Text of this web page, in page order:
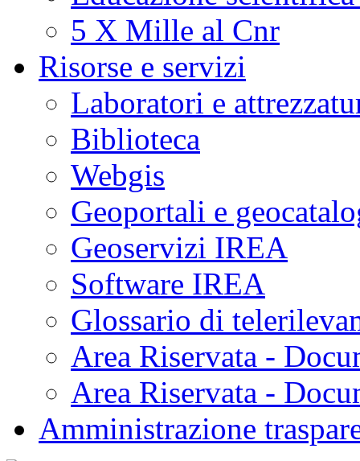
5 X Mille al Cnr
Risorse e servizi
Laboratori e
Biblioteca
Webgis
Geoportali e
Geoservizi IREA
Software IREA
Glossario di
Area Riservata -
Area Riservata -
Amministrazione